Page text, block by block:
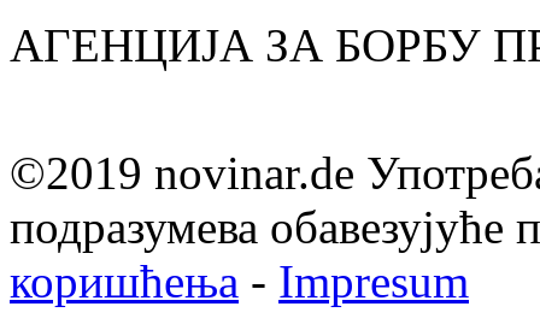
АГЕНЦИЈА ЗА БОРБУ
©2019 novinar.de
подразумева обавезујуће
коришћења - Impresum